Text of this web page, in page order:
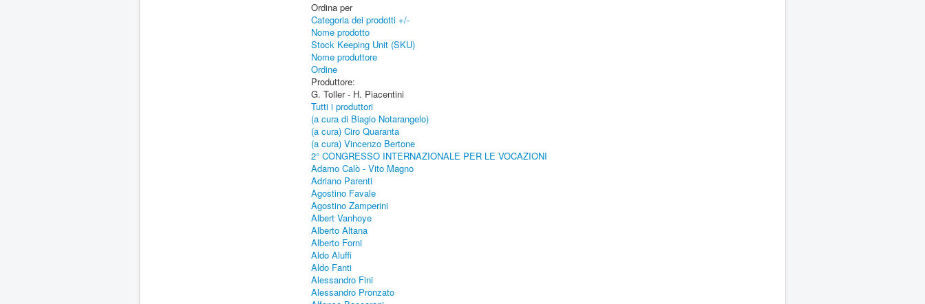
Ordina per
Categoria dei prodotti +/-
Nome prodotto
Stock Keeping Unit (SKU)
Nome produttore
Ordine
Produttore:
G. Toller - H. Piacentini
Tutti i produttori
(a cura di Biagio Notarangelo)
(a cura) Ciro Quaranta
(a cura) Vincenzo Bertone
2° CONGRESSO INTERNAZIONALE PER LE VOCAZIONI
Adamo Calò - Vito Magno
Adriano Parenti
Agostino Favale
Agostino Zamperini
Albert Vanhoye
Alberto Altana
Alberto Forni
Aldo Aluffi
Aldo Fanti
Alessandro Fini
Alessandro Pronzato